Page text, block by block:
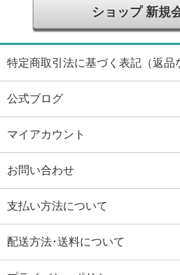
ショップ 新規
特定商取引法に基づく表記（返品
公式ブログ
マイアカウント
お問い合わせ
支払い方法について
配送方法･送料について